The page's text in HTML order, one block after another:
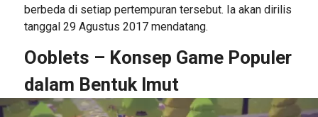
berbeda di setiap pertempuran tersebut. Ia akan dirilis
tanggal 29 Agustus 2017 mendatang.
Ooblets – Konsep Game Populer
dalam Bentuk Imut